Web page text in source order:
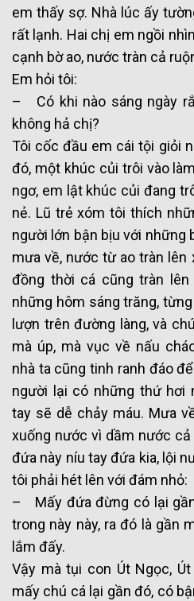
em thấy sợ. Nhà lúc ấy
rất lạnh. Hai chị em ngồi
cạnh bờ ao, nước tràn cả
Em hỏi tôi:
– Có khi nào sáng ngày
không hả chị?
Tôi cốc đầu em cái tội giỏi
đó, một khúc củi trôi vào
ngơ, em lật khúc củi đang
nẻ. Lũ trẻ xóm tôi thích
người lớn bận bịu với những
mưa về, nước từ ao tràn lên
đồng thời cá cũng tràn
những hôm sáng trăng,
lượn trên đường làng, và
mà úp, mà vục về nấu
nhà ta cũng tinh ranh đáo
người lại có những thứ hơi
tay sẽ dễ chảy máu. Mưa
xuống nước vì dầm nước
đứa này níu tay đứa kia, lội
tôi phải hét lên với đám nhỏ:
– Mấy đứa đừng có lại
trong này này, ra đó là gần
lắm đấy.
Vậy mà tụi con Út Ngọc,
mấy chú cá lại gần đó, có